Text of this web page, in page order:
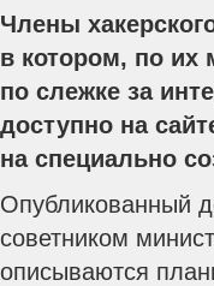
Члены
в котором, по
по слежке за
доступно на
на специально
Опубликованный
советником
описываются